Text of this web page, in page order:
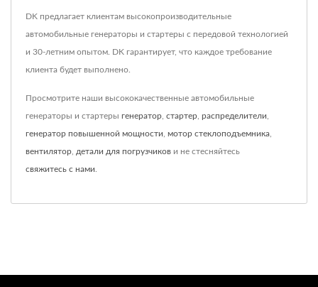
DK предлагает клиентам высокопроизводительные
автомобильные генераторы и стартеры с передовой технологией
и 30-летним опытом. DK гарантирует, что каждое требование
клиента будет выполнено.
Просмотрите наши высококачественные автомобильные
генераторы и стартеры генератор стартер распределители
генератор повышенной мощности мотор стеклоподъемника
вентилятор детали для погрузчиков и не стесняйтесь
свяжитесь с нами